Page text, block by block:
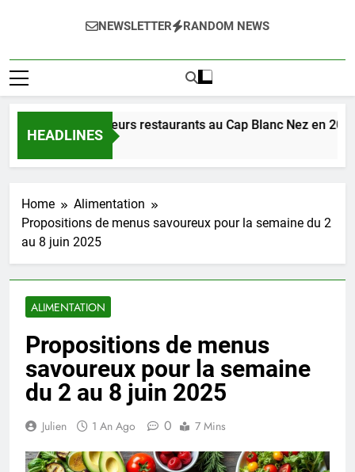
NEWSLETTER RANDOM NEWS
HEADLINES
des meilleurs restaurants au Cap Blanc Nez en 2025
Home
Alimentation
Propositions de menus savoureux pour la semaine du 2
au 8 juin 2025
ALIMENTATION
Propositions de menus
savoureux pour la semaine
du 2 au 8 juin 2025
Julien 1 An Ago 0 7 Mins